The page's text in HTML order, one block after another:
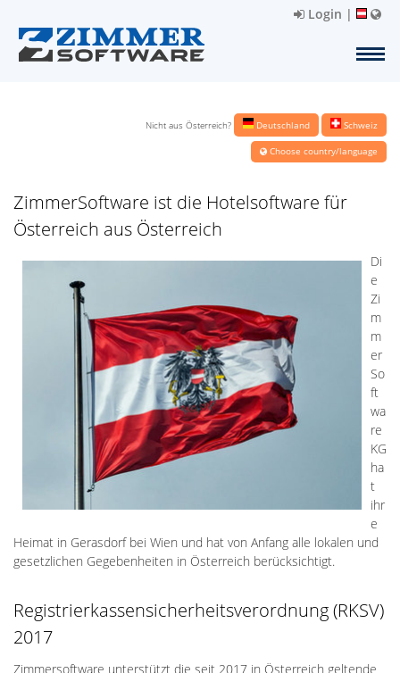
Login |
Nicht aus Österreich? Deutschland Schweiz
Choose country/language
ZimmerSoftware ist die Hotelsoftware für
Österreich aus Österreich
Di
e
Zi
m
m
er
So
ft
wa
re
KG
ha
t
ihr
e
Heimat in Gerasdorf bei Wien und hat von Anfang alle lokalen und
gesetzlichen Gegebenheiten in Österreich berücksichtigt.
Registrierkassensicherheitsverordnung (RKSV)
2017
Zimmersoftware unterstützt die seit 2017 in Österreich geltende